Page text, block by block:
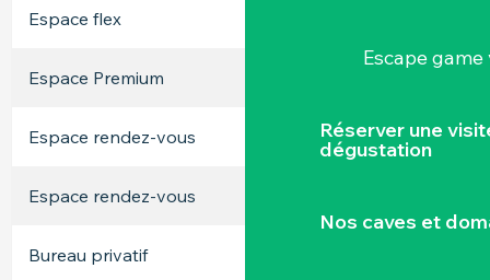
Escape
Réserver une
dégustation
Nos caves et
Espace flex
Espace Premium
Espace rendez-vous - -
Espace rendez-vous
Bureau privatif